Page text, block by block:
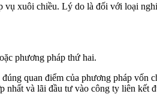
xuôi chiều. Lý do là đối với loại
phương pháp thứ hai.
quan điểm của phương pháp vốn
và lãi đầu tư vào công ty liên kết